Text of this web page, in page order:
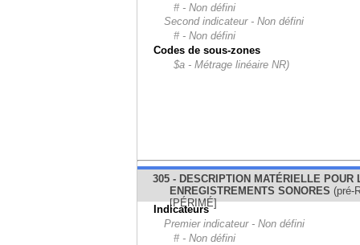
# - Non défini
Second indicateur - Non défini
# - Non défini
Codes de sous-zones
$a - Métrage linéaire NR)
305 - DESCRIPTION MATÉRIELLE POUR
ENREGISTREMENTS SONORES (pré-
[PÉRIMÉ]
Indicateurs
Premier indicateur - Non défini
# - Non défini